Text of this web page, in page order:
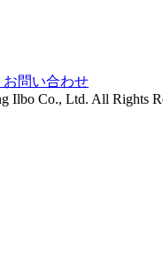
お問い合わせ
Ilbo Co., Ltd. All Rights